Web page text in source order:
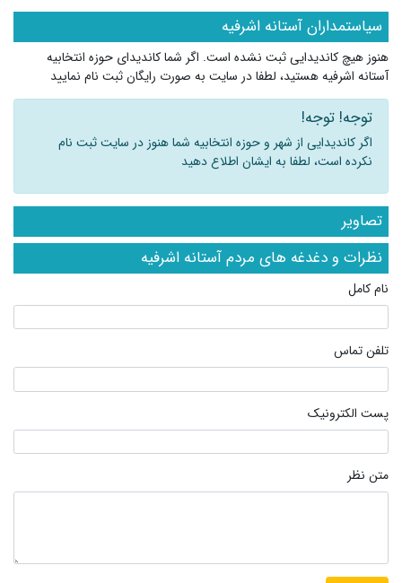
سیاستمداران آستانه اشرفیه
هنوز هیچ کاندیدایی ثبت نشده است. اگر شما کاندیدای حوزه انتخابیه
آستانه اشرفیه هستید، لطفا در سایت به صورت رایگان ثبت نام نمایید
توجه! توجه!
اگر کاندیدایی از شهر و حوزه انتخابیه شما هنوز در سایت ثبت نام
نکرده است، لطفا به ایشان اطلاع دهید
تصاویر
نظرات و دغدغه های مردم آستانه اشرفیه
نام کامل
تلفن تماس
پست الکترونیک
متن نظر